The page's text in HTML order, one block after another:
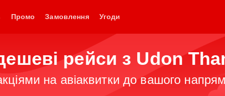
Промо Замовлення Угоди
рейси з Udon
на авіаквитки до вашого